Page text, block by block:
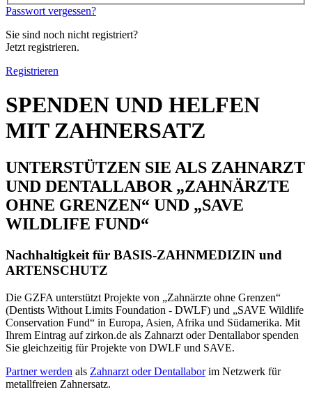
Passwort vergessen?
Sie sind noch nicht registriert?
Jetzt registrieren.
Registrieren
SPENDEN UND HELFEN
MIT ZAHNERSATZ
UNTERSTÜTZEN SIE ALS ZAHNARZT
UND DENTALLABOR „ZAHNÄRZTE
OHNE GRENZEN“ UND „SAVE
WILDLIFE FUND“
Nachhaltigkeit für BASIS-ZAHNMEDIZIN und
ARTENSCHUTZ
Die GZFA unterstützt Projekte von „Zahnärzte ohne Grenzen“
(Dentists Without Limits Foundation - DWLF) und „SAVE Wildlife
Conservation Fund“ in Europa, Asien, Afrika und Südamerika. Mit
Ihrem Eintrag auf zirkon.de als Zahnarzt oder Dentallabor spenden
Sie gleichzeitig für Projekte von DWLF und SAVE.
Partner werden als Zahnarzt oder Dentallaborim Netzwerk für
metallfreien Zahnersatz.